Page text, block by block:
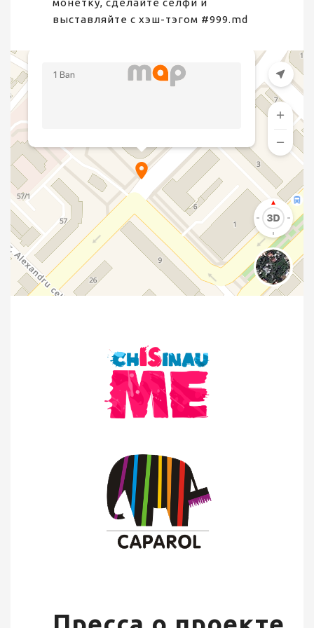
монетку, сделайте селфи и
выставляйте с хэш-тэгом #999.md